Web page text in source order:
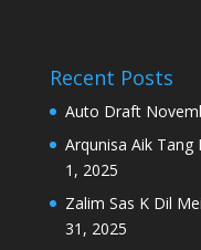
Recent Posts
Auto Draft
Arqunisa Aik
1, 2025
Zalim Sas K Dil
31, 2025